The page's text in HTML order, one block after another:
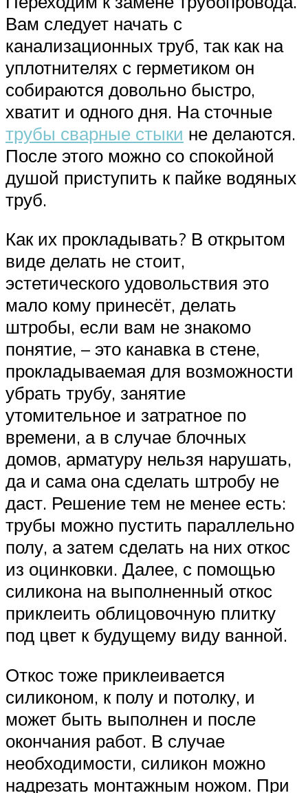
Вам следует начать с
канализационных труб, так как на
уплотнителях с герметиком он
собираются довольно быстро,
хватит и одного дня. На сточные
трубы сварные стыки не делаются.
После этого можно со спокойной
душой приступить к пайке водяных
труб.
Как их прокладывать? В открытом
виде делать не стоит,
эстетического удовольствия это
мало кому принесёт, делать
штробы, если вам не знакомо
понятие, – это канавка в стене,
прокладываемая для возможности
убрать трубу, занятие
утомительное и затратное по
времени, а в случае блочных
домов, арматуру нельзя нарушать,
да и сама она сделать штробу не
даст. Решение тем не менее есть:
трубы можно пустить параллельно
полу, а затем сделать на них откос
из оцинковки. Далее, с помощью
силикона на выполненный откос
приклеить облицовочную плитку
под цвет к будущему виду ванной.
Откос тоже приклеивается
силиконом, к полу и потолку, и
может быть выполнен и после
окончания работ. В случае
необходимости, силикон можно
надрезать монтажным ножом. При